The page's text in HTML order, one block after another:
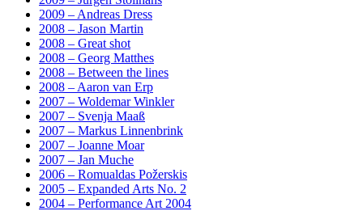
2009 – Andreas Dress
2008 – Jason Martin
2008 – Great shot
2008 – Georg Matthes
2008 – Between the lines
2008 – Aaron van Erp
2007 – Woldemar Winkler
2007 – Svenja Maaß
2007 – Markus Linnenbrink
2007 – Joanne Moar
2007 – Jan Muche
2006 – Romualdas Požerskis
2005 – Expanded Arts No. 2
2004 – Performance Art 2004